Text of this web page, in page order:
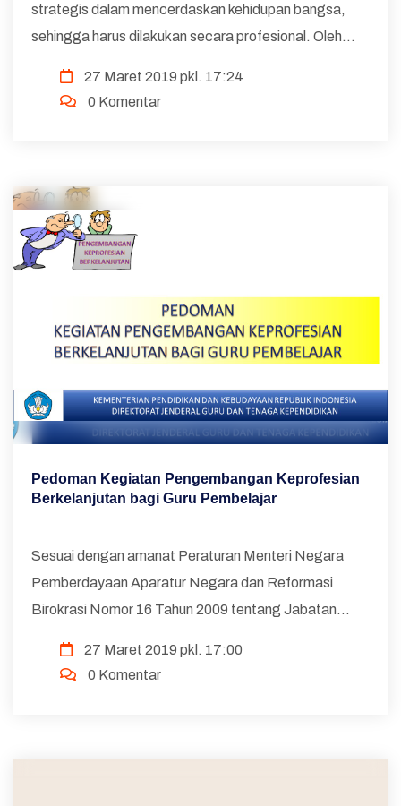
strategis dalam mencerdaskan kehidupan bangsa,
sehingga harus dilakukan secara profesional. Oleh
27 Maret 2019 pkl. 17:24
0 Komentar
Pedoman Kegiatan Pengembangan Keprofesian
Berkelanjutan bagi Guru Pembelajar
Sesuai dengan amanat Peraturan Menteri Negara
Pemberdayaan Aparatur Negara dan Reformasi
Birokrasi Nomor 16 Tahun 2009 tentang Jabatan
27 Maret 2019 pkl. 17:00
0 Komentar